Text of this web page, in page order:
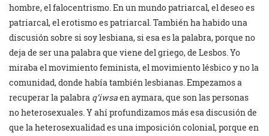
hombre, el falocentrismo. En un mundo patriarcal, el deseo es
patriarcal, el erotismo es patriarcal. También ha habido una
discusión sobre si soy lesbiana, si esa es la palabra, porque no
deja de ser una palabra que viene del griego, de Lesbos. Yo
miraba el movimiento feminista, el movimiento lésbico y no la
comunidad, donde había también lesbianas. Empezamos a
recuperar la palabra q’iwsaen aymara, que son las personas
no heterosexuales. Y ahí profundizamos más esa discusión de
que la heterosexualidad es una imposición colonial, porque en